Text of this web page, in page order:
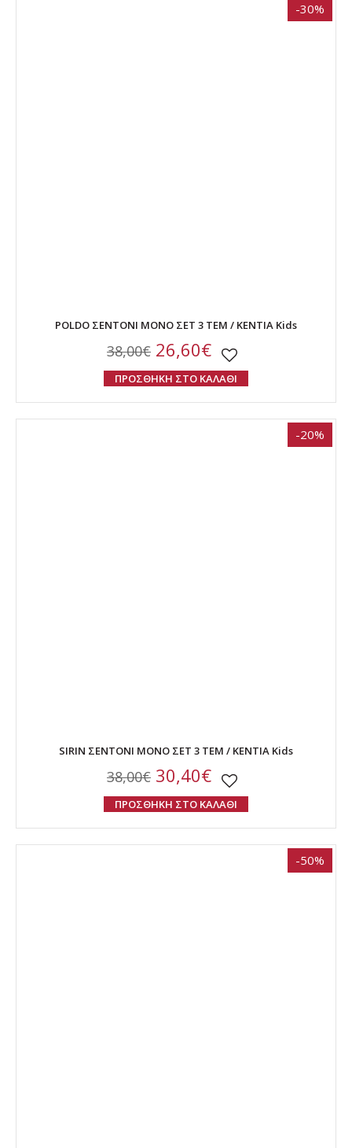
-30%
POLDO ΣΕΝΤΟΝΙ ΜΟΝΟ ΣΕΤ 3 ΤΕΜ / ΚΕΝΤΙΑ Kids
38,00€ 26,60€
ΠΡΟΣΘΗΚΗ ΣΤΟ ΚΑΛΑΘΙ
-20%
SIRIN ΣΕΝΤΟΝΙ ΜΟΝΟ ΣΕΤ 3 ΤΕΜ / ΚΕΝΤΙΑ Kids
38,00€ 30,40€
ΠΡΟΣΘΗΚΗ ΣΤΟ ΚΑΛΑΘΙ
-50%